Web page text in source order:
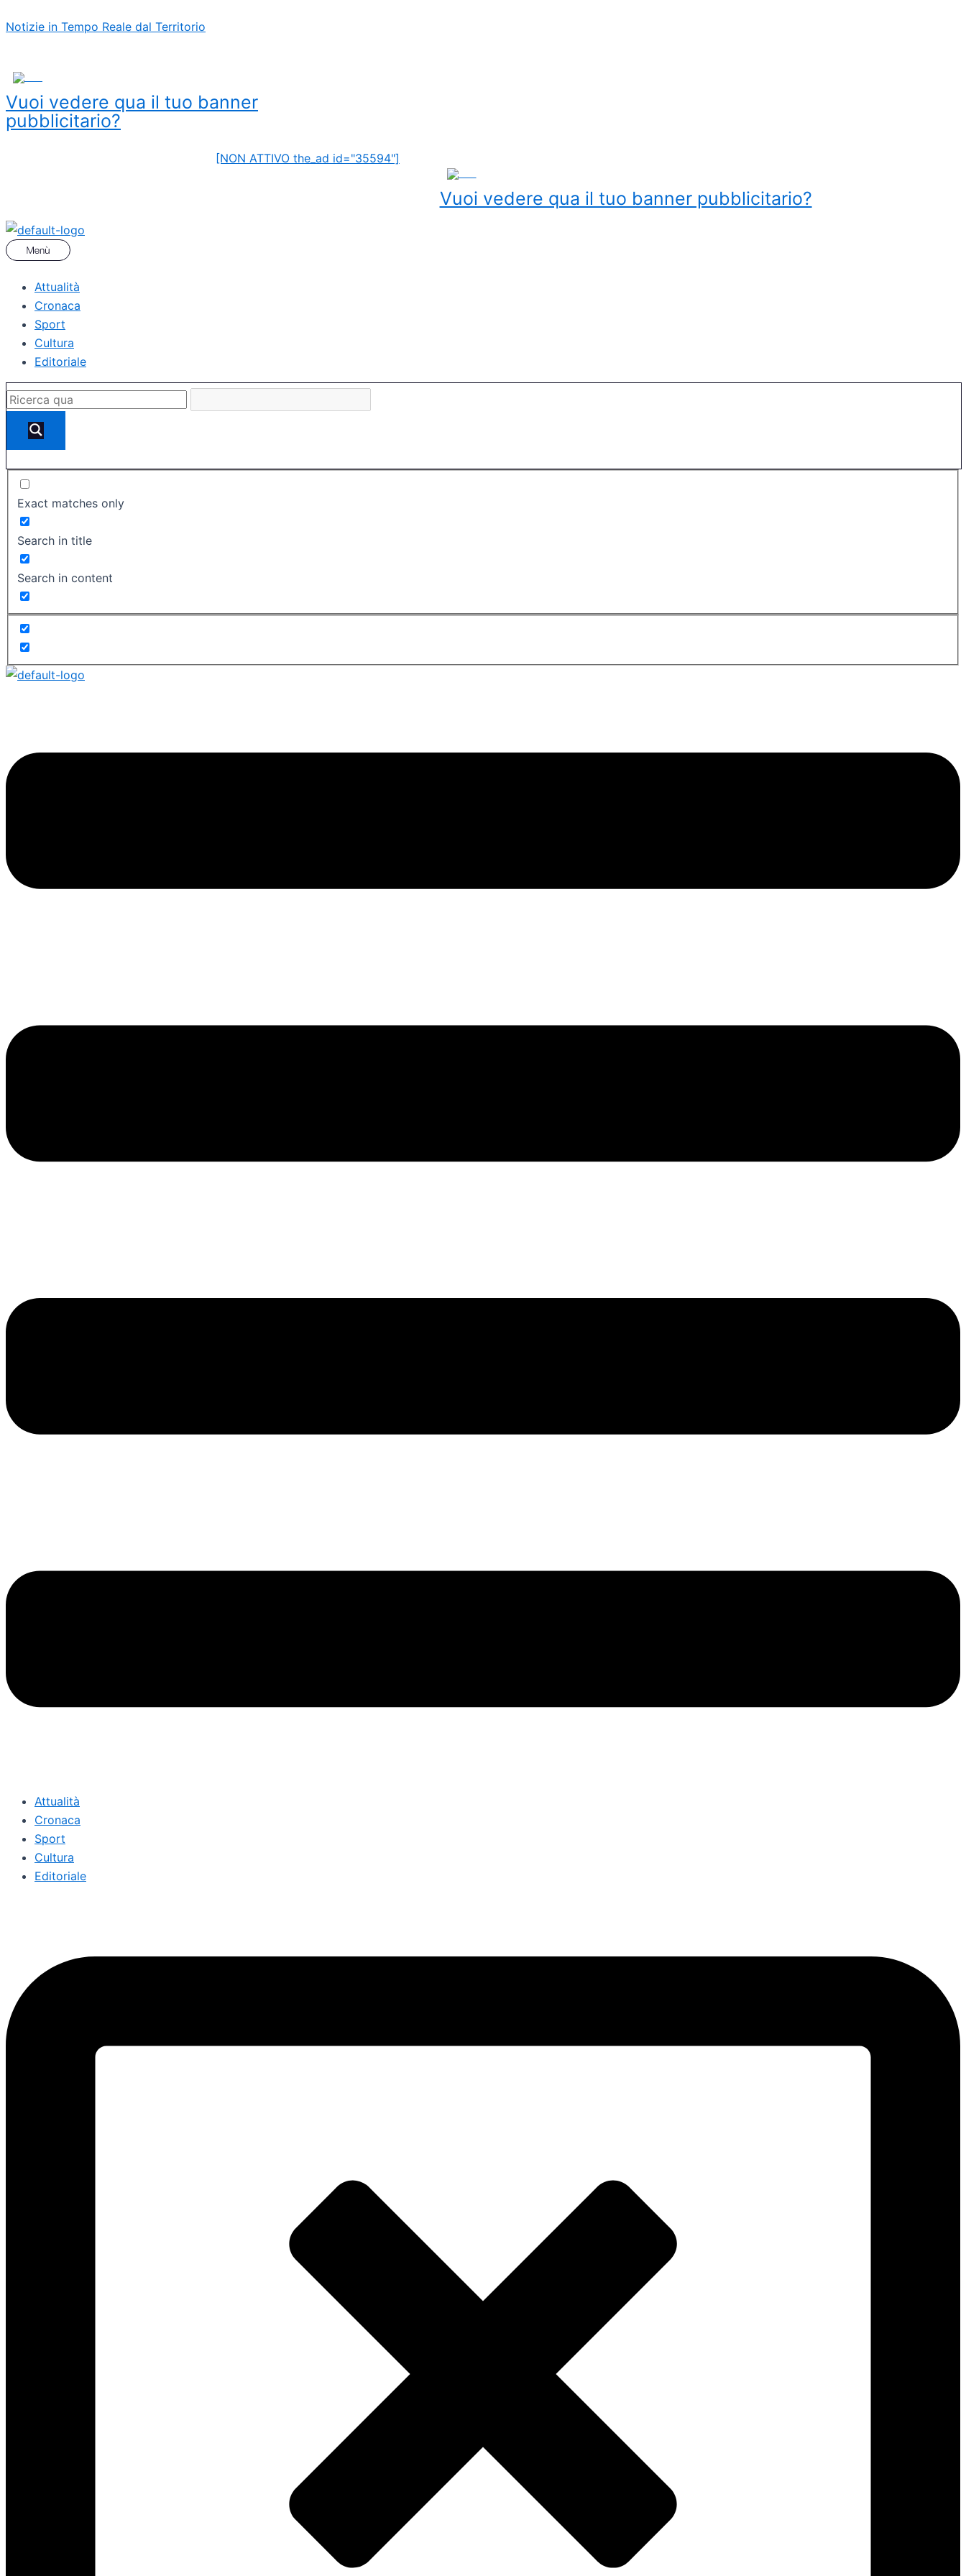
al
Notizie in Tempo Reale dal Territorio
Vuoi vedere qua il tuo banner
pubblicitario?
[NON ATTIVO the_ad id="35594"]
ADS
Vuoi vedere qua il tuo banner pubblicitario?
Attualità
Cronaca
Sport
Cultura
Editoriale
Exact matches only
Search in title
Search in content
Attualità
Cronaca
Sport
Cultura
Editoriale
articoli